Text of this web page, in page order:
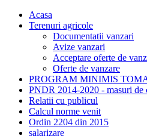
Acasa
Terenuri agricole
Documentatii vanzari
Avize vanzari
Acceptare oferte de
Oferte de vanzare
PROGRAM MINIMIS
PNDR 2014-2020 - masuri de
Relatii cu publicul
Calcul norme venit
Ordin 2204 din 2015
salarizare